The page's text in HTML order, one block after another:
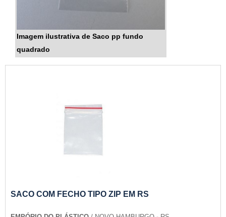
Imagem ilustrativa de Saco pp fundo
quadrado
SACO COM FECHO TIPO ZIP EM RS